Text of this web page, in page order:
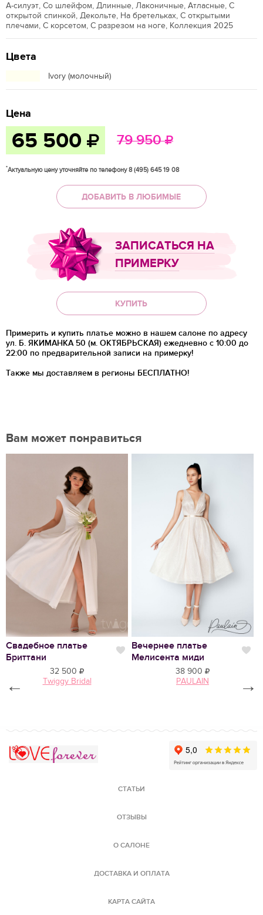
А-силуэт, Со шлейфом, Длинные, Лаконичные, Атласные, С
открытой спинкой, Декольте, На бретельках, С открытыми
плечами, С корсетом, С разрезом на ноге, Коллекция 2025
Цвета
Ivory (молочный)
Цена
65 500 79 950
*Актуальную цену уточняйте по телефону 8 (495) 645 19 08
ДОБАВИТЬ В ЛЮБИМЫЕ
ЗАПИСАТЬСЯ НА
ПРИМЕРКУ
КУПИТЬ
Примерить и купить платье можно в нашем салоне по адресу
ул. Б. ЯКИМАНКА 50 (м. ОКТЯБРЬСКАЯ) ежедневно с 10:00 до
22:00 по предварительной записи на примерку!
Также мы доставляем в регионы БЕСПЛАТНО!
Вам может понравиться
Свадебное платье
Бриттани
Нравится
32 500
Twiggy Bridal
Вечернее платье
Мелисента миди
38 900
PAULAIN
← →
СТАТЬИ
ОТЗЫВЫ
О САЛОНЕ
ДОСТАВКА И ОПЛАТА
КАРТА САЙТА